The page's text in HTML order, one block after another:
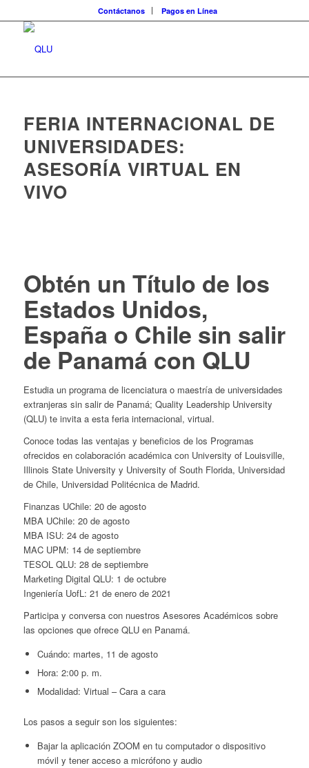
Contáctanos Pagos en Línea
FERIA INTERNACIONAL DE
UNIVERSIDADES:
ASESORÍA VIRTUAL EN
VIVO
Obtén un Título de los
Estados Unidos,
España o Chile sin salir
de Panamá con QLU
Estudia un programa de licenciatura o maestría de universidades
extranjeras sin salir de Panamá; Quality Leadership University
(QLU) te invita a esta feria internacional, virtual.
Conoce todas las ventajas y beneficios de los Programas
ofrecidos en colaboración académica con University of Louisville,
Illinois State University y University of South Florida, Universidad
de Chile, Universidad Politécnica de Madrid.
Finanzas UChile: 20 de agosto
MBA UChile: 20 de agosto
MBA ISU: 24 de agosto
MAC UPM: 14 de septiembre
TESOL QLU: 28 de septiembre
Marketing Digital QLU: 1 de octubre
Ingeniería UofL: 21 de enero de 2021
Participa y conversa con nuestros Asesores Académicos sobre
las opciones que ofrece QLU en Panamá.
Cuándo: martes, 11 de agosto
Hora: 2:00 p. m.
Modalidad: Virtual – Cara a cara
Los pasos a seguir son los siguientes:
Bajar la aplicación ZOOM en tu computador o dispositivo
móvil y tener acceso a micrófono y audio